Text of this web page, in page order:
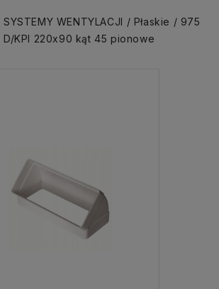
SYSTEMY WENTYLACJI Płaskie
975
D/KPI 220x90 kąt 45 pionowe